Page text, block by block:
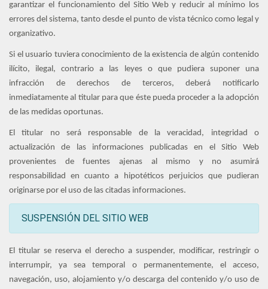
garantizar el funcionamiento del Sitio Web y reducir al mínimo los
errores del sistema, tanto desde el punto de vista técnico como legal y
organizativo.
Si el usuario tuviera conocimiento de la existencia de algún contenido
ilícito, ilegal, contrario a las leyes o que pudiera suponer una
infracción de derechos de terceros, deberá notificarlo
inmediatamente al titular para que éste pueda proceder a la adopción
de las medidas oportunas.
El titular no será responsable de la veracidad, integridad o
actualización de las informaciones publicadas en el Sitio Web
provenientes de fuentes ajenas al mismo y no asumirá
responsabilidad en cuanto a hipotéticos perjuicios que pudieran
originarse por el uso de las citadas informaciones.
SUSPENSIÓN DEL SITIO WEB
El titular se reserva el derecho a suspender, modificar, restringir o
interrumpir, ya sea temporal o permanentemente, el acceso,
navegación, uso, alojamiento y/o descarga del contenido y/o uso de